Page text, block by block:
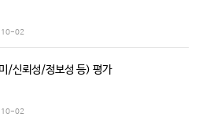
02
/신뢰성/정보성 등) 평가
02